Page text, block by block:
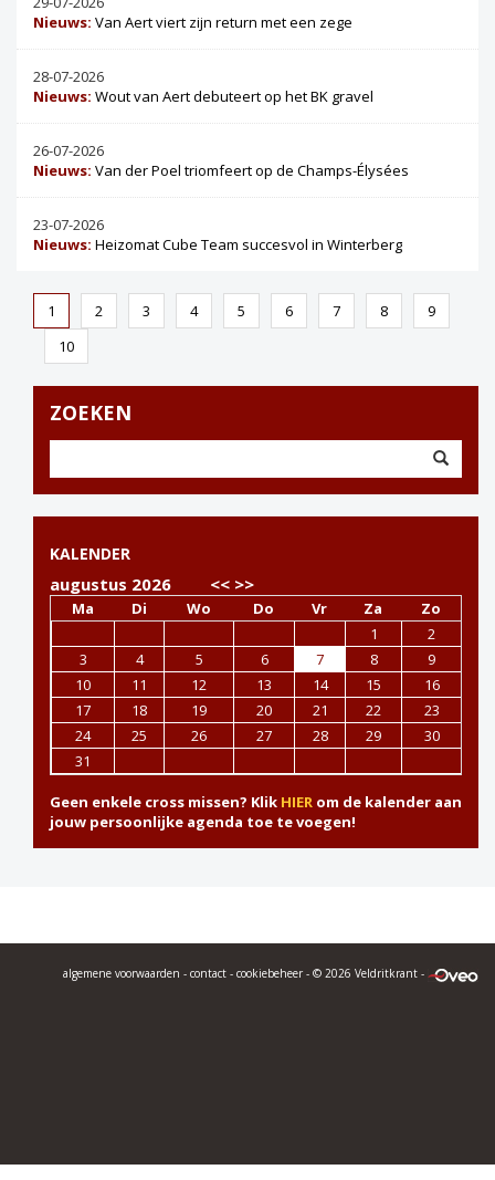
Nieuws: Van Aert viert zijn return met een zege
28-07-2026
Nieuws: Wout van Aert debuteert op het BK gravel
26-07-2026
Nieuws: Van der Poel triomfeert op de Champs-Élysées
23-07-2026
Nieuws: Heizomat Cube Team succesvol in Winterberg
1 2 3 4 5 6 7 8
9
10
ZOEKEN
KALENDER
augustus 2026 << >>
Ma Di Wo Do Vr Za
Zo
1
2
3
4 5 6 7 8
9
10
11 12 13 14 15
16
17
18 19 20 21 22
23
24
25 26 27 28 29
30
31
Geen enkele cross missen? Klik HIER om de kalender aan
jouw persoonlijke agenda toe te voegen!
algemene voorwaarden - contact - cookiebeheer - © 2026 Veldritkrant -